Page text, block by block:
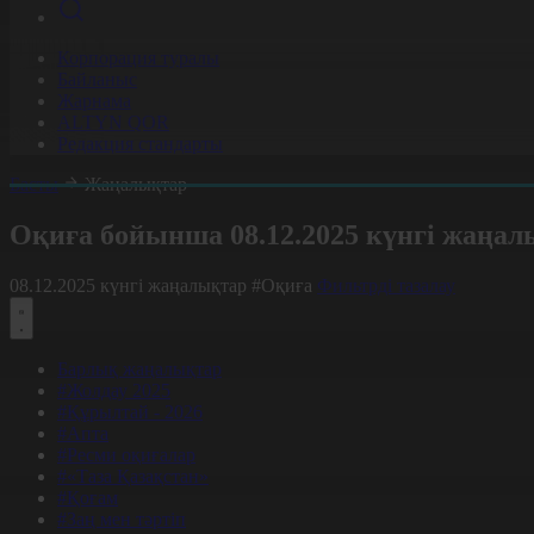
Корпорация туралы
Байланыс
Жарнама
ALTYN QOR
Редакция стандарты
Басты
Жаңалықтар
Оқиға бойынша 08.12.2025 күнгі
08.12.2025 күнгі жаңалықтар #Оқиға Фильтрді тазалау
Барлық жаңалықтар
#Жолдау 2025
#Құрылтай - 2026
#Апта
#Ресми оқиғалар
#«Таза Қазақстан»
#Қоғам
#Заң мен тәртіп